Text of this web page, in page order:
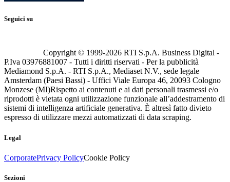
Seguici su
Copyright © 1999-2026 RTI S.p.A. Business Digital -
P.Iva 03976881007 - Tutti i diritti riservati - Per la pubblicità
Mediamond S.p.A. - RTI S.p.A., Mediaset N.V., sede legale
Amsterdam (Paesi Bassi) - Uffici Viale Europa 46, 20093 Cologno
Monzese (MI)Rispetto ai contenuti e ai dati personali trasmessi e/o
riprodotti è vietata ogni utilizzazione funzionale all’addestramento di
sistemi di intelligenza artificiale generativa. È altresì fatto divieto
espresso di utilizzare mezzi automatizzati di data scraping.
Legal
CorporatePrivacy PolicyCookie Policy
Sezioni